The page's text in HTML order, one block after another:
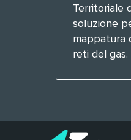
Territoriale
soluzione
mappatura
reti del gas.